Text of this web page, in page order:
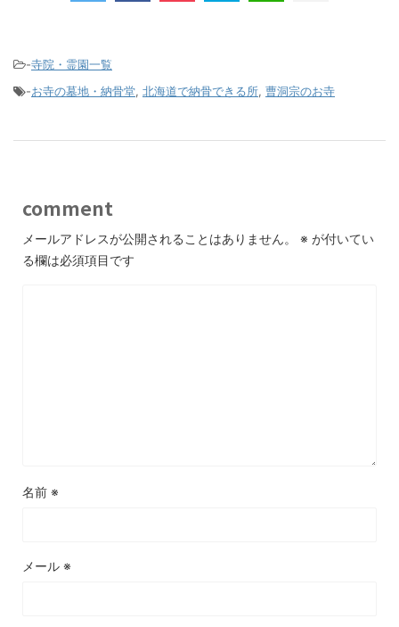
-寺院・霊園一覧
-お寺の墓地・納骨堂, 北海道で納骨できる所, 曹洞宗のお寺
comment
メールアドレスが公開されることはありません。 ※ が付いてい
る欄は必須項目です
名前 ※
メール ※